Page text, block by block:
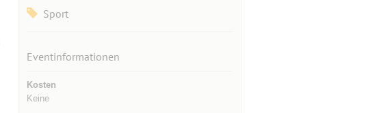
Sport
Eventinformationen
Kosten
Keine